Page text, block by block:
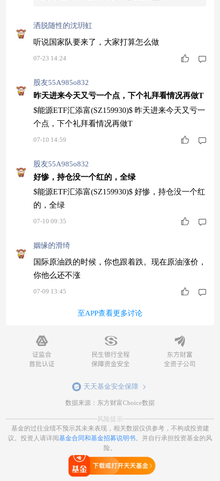
洒脱随性的沈玥虹
听说国家队要来了，大家打算怎么做
07-23 14:24
股友55A985o832
昨天进来今天又亏一个点，下个礼拜看情况再做T
$能源ETF汇添富(SZ159930)$ 昨天进来今天又亏一
个点，下个礼拜看情况再做T
07-10 14:59
股友55A985o832
好惨，持仓没一个红的，全绿
$能源ETF汇添富(SZ159930)$ 好惨，持仓没一个红
的，全绿
07-10 09:35
姻缘的滑绮
国际原油跌的时候，你也跟着跌。现在原油涨价，
你他么还不涨
07-09 13:45
至APP查看更多讨论
天天基金安全保障
数据来源：东方财富Choice数据
风险提示
基金的过往业绩不预示其未来表现，相关数据仅供参考，不构成投资建
议。投资人请详阅基金合同和基金招募说明书 。并自行承担投资基金的风
险。
打开天天基金